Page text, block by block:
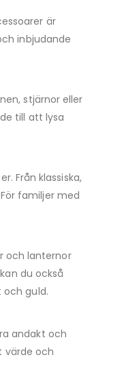
är
inbjudande
stjärnor eller
till att lysa
Från klassiska,
familjer med
och lanternor
du också
och guld.
andakt och
värde och